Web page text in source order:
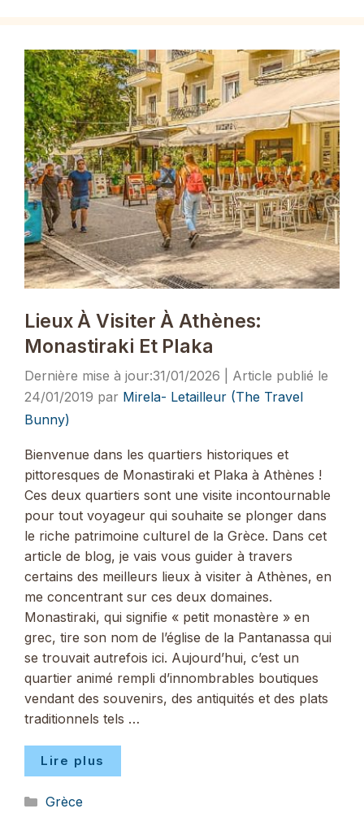
Lieux À Visiter À Athènes:
Monastiraki Et Plaka
31/01/2026
24/01/2019 par Mirela- Letailleur (The Travel
Bunny)
Bienvenue dans les quartiers historiques et
pittoresques de Monastiraki et Plaka à Athènes !
Ces deux quartiers sont une visite incontournable
pour tout voyageur qui souhaite se plonger dans
le riche patrimoine culturel de la Grèce. Dans cet
article de blog, je vais vous guider à travers
certains des meilleurs lieux à visiter à Athènes, en
me concentrant sur ces deux domaines.
Monastiraki, qui signifie « petit monastère » en
grec, tire son nom de l’église de la Pantanassa qui
se trouvait autrefois ici. Aujourd’hui, c’est un
quartier animé rempli d’innombrables boutiques
vendant des souvenirs, des antiquités et des plats
traditionnels tels …
Lire plus
Catégories
Grèce